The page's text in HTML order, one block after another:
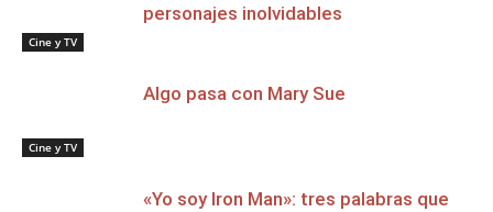
Cine y TV
personajes inolvidables
Cine y TV
Algo pasa con Mary Sue
«Yo soy Iron Man»: tres palabras que